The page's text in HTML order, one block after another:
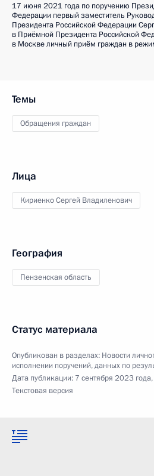
17 июня 2021 года по поручению
Федерации первый заместитель
Президента Российской Федерации
в Приёмной Президента Российской
в Москве личный приём граждан в
Темы
Обращения граждан
Лица
Кириенко Сергей Владиленович
География
Пензенская область
Статус материала
Опубликован в разделах: Новости
исполнении поручений, данных по
Дата публикации: 7 сентября 2023
Текстовая версия